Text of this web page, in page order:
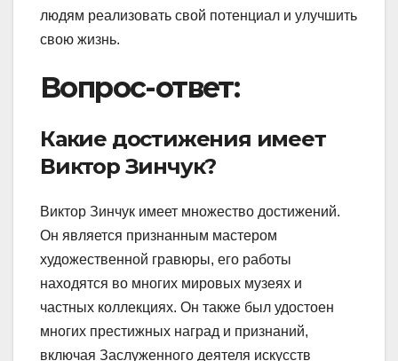
людям реализовать свой потенциал и улучшить
свою жизнь.
Вопрос-ответ:
Какие достижения имеет
Виктор Зинчук?
Виктор Зинчук имеет множество достижений.
Он является признанным мастером
художественной гравюры, его работы
находятся во многих мировых музеях и
частных коллекциях. Он также был удостоен
многих престижных наград и признаний,
включая Заслуженного деятеля искусств